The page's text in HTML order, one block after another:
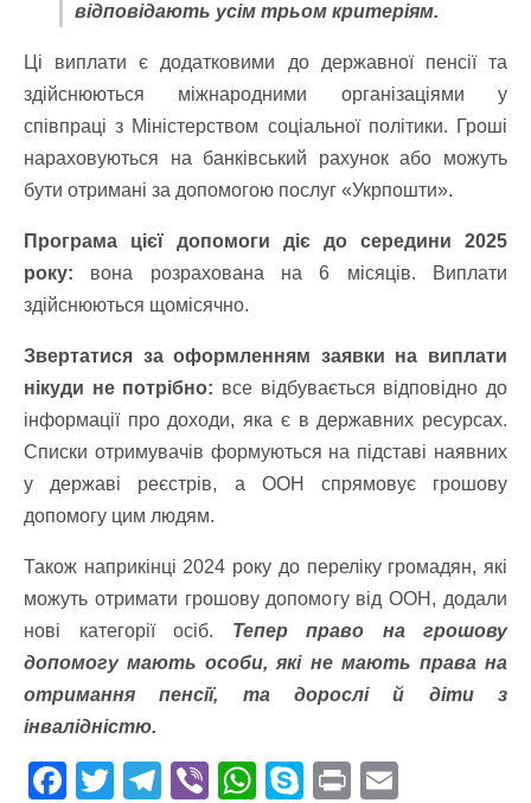
відповідають усім трьом критеріям.
Ці виплати є додатковими до державної пенсії та
здійснюються міжнародними організаціями у
співпраці з Міністерством соціальної політики. Гроші
нараховуються на банківський рахунок або можуть
бути отримані за допомогою послуг «Укрпошти».
Програма цієї допомоги діє до середини 2025
року: вона розрахована на 6 місяців. Виплати
здійснюються щомісячно.
Звертатися за оформленням заявки на виплати
нікуди не потрібно: все відбувається відповідно до
інформації про доходи, яка є в державних ресурсах.
Списки отримувачів формуються на підставі наявних
у державі реєстрів, а ООН спрямовує грошову
допомогу цим людям.
Також наприкінці 2024 року до переліку громадян, які
можуть отримати грошову допомогу від ООН, додали
нові категорії осіб. Тепер право на грошову
допомогу мають особи, які не мають права на
отримання пенсії, та дорослі й діти з
інвалідністю.
F T T Vi W S Pr